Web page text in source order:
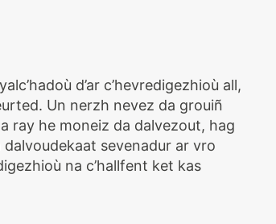
d’ar c’hevredigezhioù all,
Un nerzh nevez da grouiñ
ray he moneiz da dalvezout, hag
sevenadur ar vro
na c’hallfent ket kas